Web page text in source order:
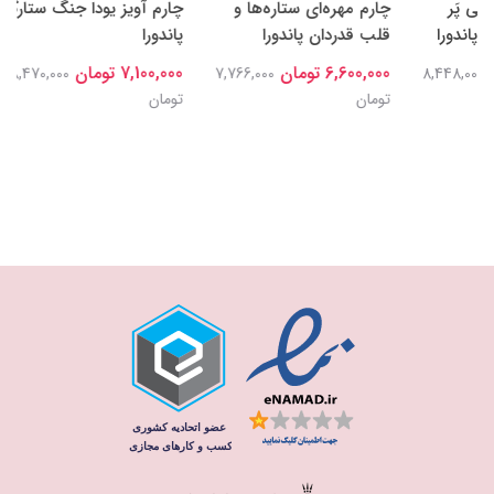
چارم مهره‌ای ستاره‌ها و
قلب قدردان پاندورا
6,600,000 تومان
7,766,000
چارم آویز یودا جنگ ستارگان
7,100,000 تومان
8,470,000